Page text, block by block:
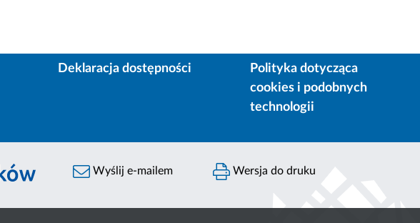
Deklaracja dostępności
Polityka dotycząca
cookies i podobnych
technologii
Wyślij e-mailem Wersja do druku